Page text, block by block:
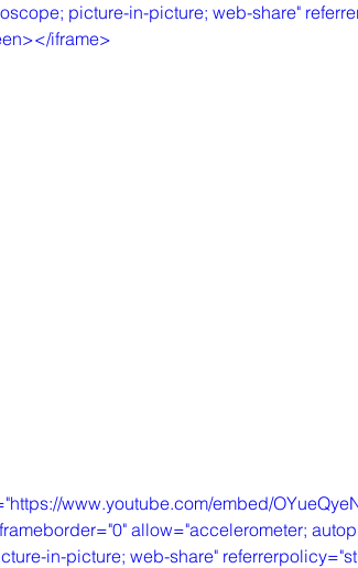
picture-in-picture; web-share"
iframe>
www.youtube.com/embed/
frameborder="0" allow="accelerometer;
in-picture; web-share"